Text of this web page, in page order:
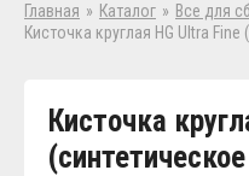
Главная » Каталог » Все для
Кисточка круглая HG Ultra
Кисточка